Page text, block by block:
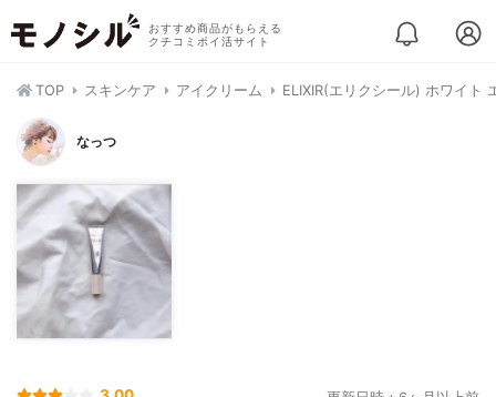
おすすめ商品がもらえる
クチコミポイ活サイト
TOP スキンケア アイクリーム ELIXIR(エリクシール) ホワイト
なっつ